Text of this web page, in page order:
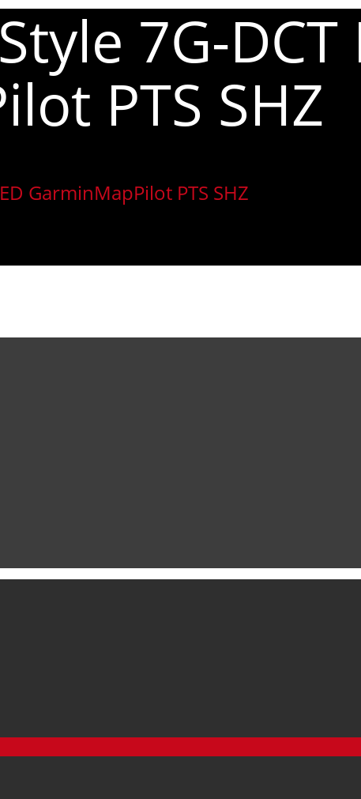
7G-DCT
PTS SHZ
GarminMapPilot PTS SHZ